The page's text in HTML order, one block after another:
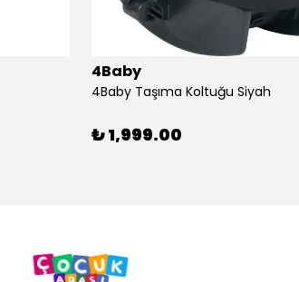
4Baby
4Baby Taşıma Koltuğu Siyah
₺ 1,999.00